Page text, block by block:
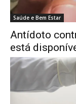
Saúde e Bem Estar
Antídoto
está